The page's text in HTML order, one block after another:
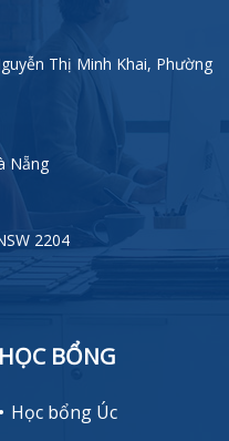
Thị Minh Khai, Phường
Nẵng
2204
HỌC BỔNG
Học bổng Úc